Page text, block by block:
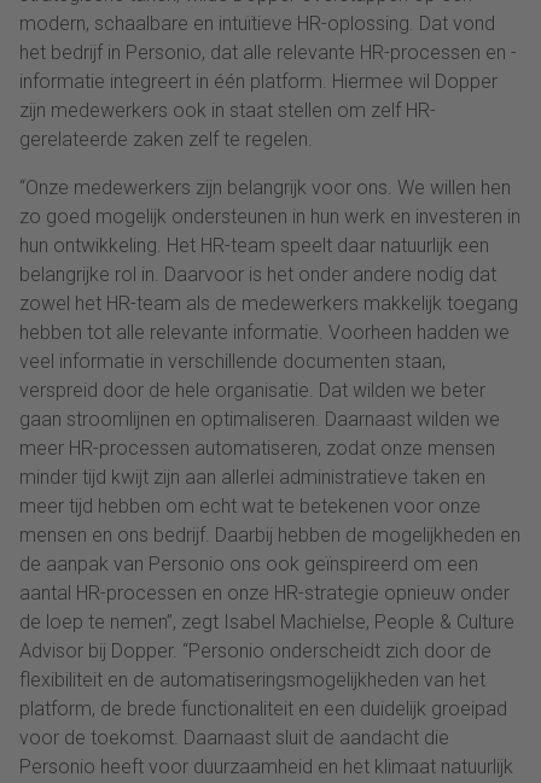
modern, schaalbare en intuïtieve HR-oplossing. Dat vond
het bedrijf in Personio, dat alle relevante HR-processen en -
informatie integreert in één platform. Hiermee wil Dopper
zijn medewerkers ook in staat stellen om zelf HR-
gerelateerde zaken zelf te regelen.
“Onze medewerkers zijn belangrijk voor ons. We willen hen
zo goed mogelijk ondersteunen in hun werk en investeren in
hun ontwikkeling. Het HR-team speelt daar natuurlijk een
belangrijke rol in. Daarvoor is het onder andere nodig dat
zowel het HR-team als de medewerkers makkelijk toegang
hebben tot alle relevante informatie. Voorheen hadden we
veel informatie in verschillende documenten staan,
verspreid door de hele organisatie. Dat wilden we beter
gaan stroomlijnen en optimaliseren. Daarnaast wilden we
meer HR-processen automatiseren, zodat onze mensen
minder tijd kwijt zijn aan allerlei administratieve taken en
meer tijd hebben om echt wat te betekenen voor onze
mensen en ons bedrijf. Daarbij hebben de mogelijkheden en
de aanpak van Personio ons ook geïnspireerd om een
aantal HR-processen en onze HR-strategie opnieuw onder
de loep te nemen”, zegt Isabel Machielse, People & Culture
Advisor bij Dopper. “Personio onderscheidt zich door de
flexibiliteit en de automatiseringsmogelijkheden van het
platform, de brede functionaliteit en een duidelijk groeipad
voor de toekomst. Daarnaast sluit de aandacht die
Personio heeft voor duurzaamheid en het klimaat natuurlijk